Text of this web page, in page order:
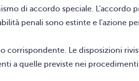
di accordo speciale. L'accordo
penali sono estinte e l'azione
corrispondente. Le disposizioni
a quelle previste nei